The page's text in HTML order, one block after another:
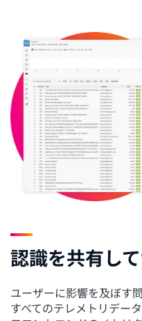
認識を共有し
ユーザーに影響を及ぼす
すべてのテレメトリデー